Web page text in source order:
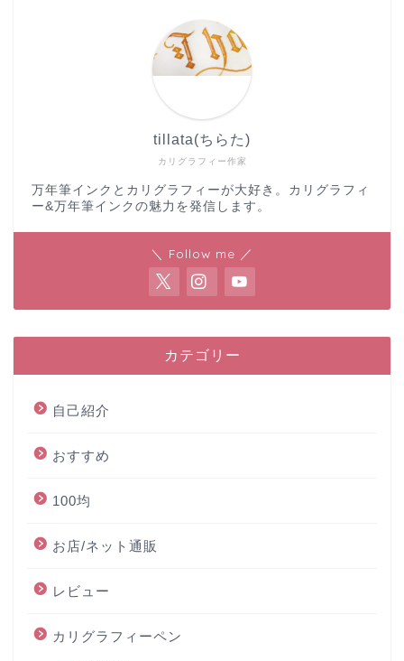
カリグラフィー作家
tillata(ちらた)
万年筆インクとカリグラフィーが大好き。カリグラフィ
ー&万年筆インクの魅力を発信します。
＼ Follow me ／
カテゴリー
自己紹介
おすすめ
100均
お店/ネット通販
レビュー
カリグラフィーペン